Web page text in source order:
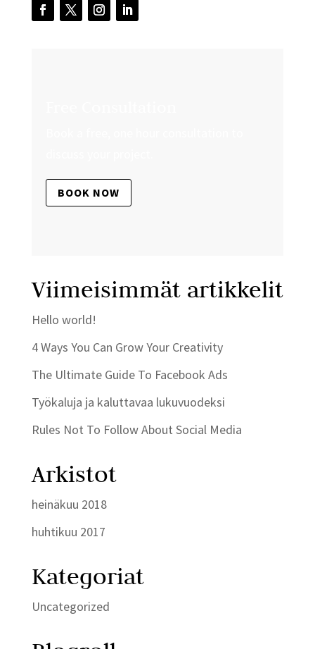
BOOK NOW
Viimeisimmät artikkelit
Hello world!
4 Ways You Can Grow Your Creativity
The Ultimate Guide To Facebook Ads
Työkaluja ja kaluttavaa lukuvuodeksi
Rules Not To Follow About Social Media
Arkistot
heinäkuu 2018
huhtikuu 2017
Kategoriat
Uncategorized